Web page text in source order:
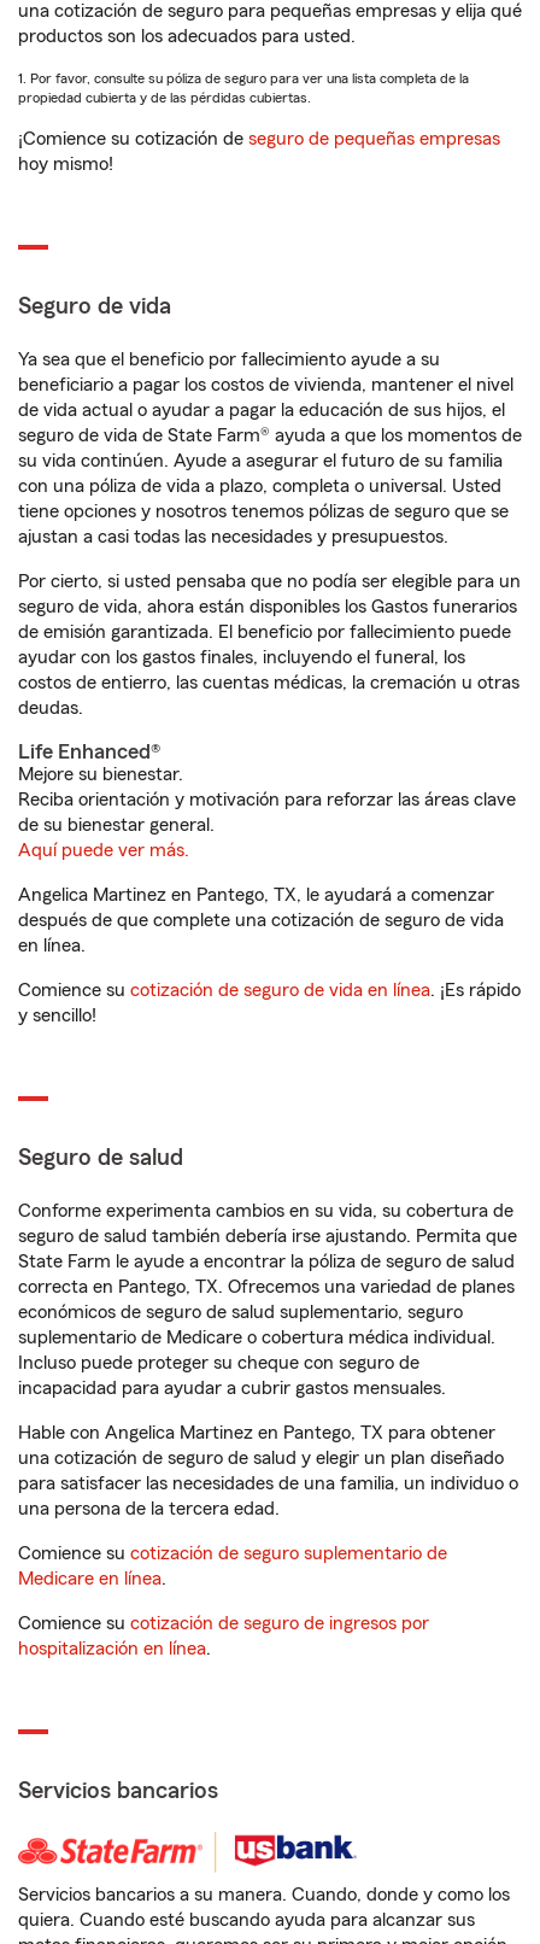
una cotización de seguro para pequeñas empresas y elija qué
productos son los adecuados para usted.
1. Por favor, consulte su póliza de seguro para ver una lista completa de la
propiedad cubierta y de las pérdidas cubiertas.
¡Comience su cotización de seguro de pequeñas empresas
hoy mismo!
Seguro de vida
Ya sea que el beneficio por fallecimiento ayude a su
beneficiario a pagar los costos de vivienda, mantener el nivel
de vida actual o ayudar a pagar la educación de sus hijos, el
seguro de vida de State Farm® ayuda a que los momentos de
su vida continúen. Ayude a asegurar el futuro de su familia
con una póliza de vida a plazo, completa o universal. Usted
tiene opciones y nosotros tenemos pólizas de seguro que se
ajustan a casi todas las necesidades y presupuestos.
Por cierto, si usted pensaba que no podía ser elegible para un
seguro de vida, ahora están disponibles los Gastos funerarios
de emisión garantizada. El beneficio por fallecimiento puede
ayudar con los gastos finales, incluyendo el funeral, los
costos de entierro, las cuentas médicas, la cremación u otras
deudas.
Life Enhanced®
Mejore su bienestar.
Reciba orientación y motivación para reforzar las áreas clave
de su bienestar general.
Aquí puede ver más.
Angelica Martinez en Pantego, TX, le ayudará a comenzar
después de que complete una cotización de seguro de vida
en línea.
Comience su cotización de seguro de vida en línea. ¡Es rápido
y sencillo!
Seguro de salud
Conforme experimenta cambios en su vida, su cobertura de
seguro de salud también debería irse ajustando. Permita que
State Farm le ayude a encontrar la póliza de seguro de salud
correcta en Pantego, TX. Ofrecemos una variedad de planes
económicos de seguro de salud suplementario, seguro
suplementario de Medicare o cobertura médica individual.
Incluso puede proteger su cheque con seguro de
incapacidad para ayudar a cubrir gastos mensuales.
Hable con Angelica Martinez en Pantego, TX para obtener
una cotización de seguro de salud y elegir un plan diseñado
para satisfacer las necesidades de una familia, un individuo o
una persona de la tercera edad.
Comience su cotización de seguro suplementario de
Medicare en línea.
Comience su cotización de seguro de ingresos por
hospitalización en línea.
Servicios bancarios
Servicios bancarios a su manera. Cuando, donde y como los
quiera. Cuando esté buscando ayuda para alcanzar sus